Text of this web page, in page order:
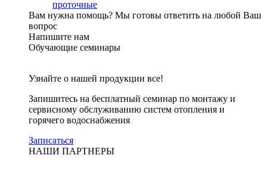
проточные
Вам нужна помощь? Мы готовы ответить на любой Ваш
вопрос
Напишите нам
Обучающие семинары
Узнайте о нашей продукции все!
Запишитесь на бесплатный семинар по монтажу и
сервисному обслуживанию систем отопления и
горячего водоснабжения
Записаться
НАШИ ПАРТНЕРЫ